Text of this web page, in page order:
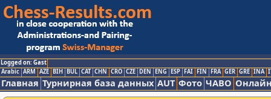
Logged on: Gast
Arabic ARM AZE BIH BUL CAT CHN CRO CZE DEN ENG ESP FAI FIN FRA GER GRE INA
Главная Турнирная база данных AUT Фото ЧАВО